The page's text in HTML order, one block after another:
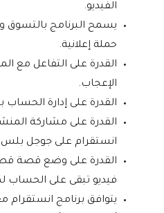
الفيديو.
يسمح البرنامج بالتسوق
حملة إعلانية.
القدرة على التفاعل مع
الإعجاب.
القدرة على إدارة الحساب
القدرة على مشاركة
انستقرام على جوجل
القدرة على وضع قصة
فيديو تبقى على الحساب
يتوافق برنامج انستقرام